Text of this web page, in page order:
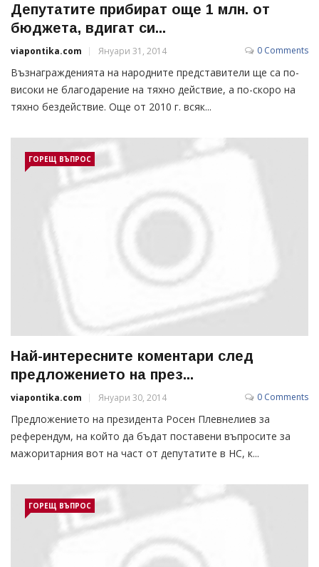
Депутатите прибират още 1 млн. от
бюджета, вдигат си...
viapontika.com Януари 31, 2014 0 Comments
Възнагражденията на народните представители ще са по-
високи не благодарение на тяхно действие, а по-скоро на
тяхно бездействие. Още от 2010 г. всяк...
ГОРЕЩ ВЪПРОС
Най-интересните коментари след
предложението на през...
viapontika.com Януари 30, 2014 0 Comments
Предложението на президента Росен Плевнелиев за
референдум, на който да бъдат поставени въпросите за
мажоритарния вот на част от депутатите в НС, к...
ГОРЕЩ ВЪПРОС